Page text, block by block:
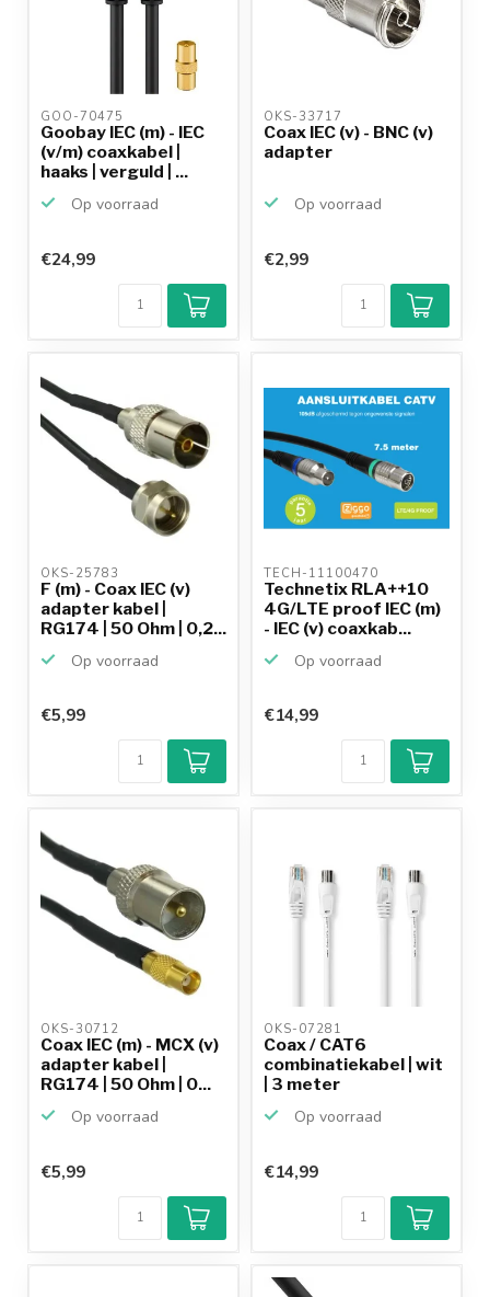
GOO-70475
Goobay IEC (m) - IEC
(v/m) coaxkabel |
haaks | verguld | ...
Op voorraad
€24,99
OKS-33717
Coax IEC (v) - BNC (v)
adapter
Op voorraad
€2,99
OKS-25783
F (m) - Coax IEC (v)
adapter kabel |
RG174 | 50 Ohm | 0,2...
Op voorraad
€5,99
TECH-11100470
Technetix RLA++10
4G/LTE proof IEC (m)
- IEC (v) coaxkab...
Op voorraad
€14,99
OKS-30712
Coax IEC (m) - MCX (v)
adapter kabel |
RG174 | 50 Ohm | 0...
Op voorraad
€5,99
OKS-07281
Coax / CAT6
combinatiekabel | wit
| 3 meter
Op voorraad
€14,99